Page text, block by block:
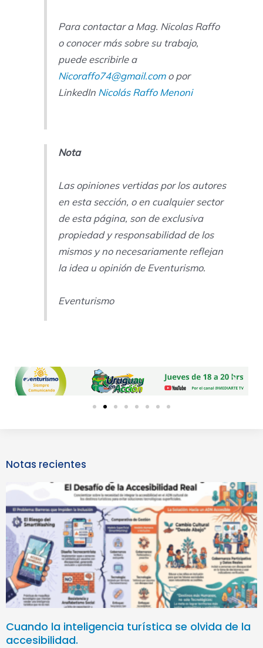
Para contactar a Mag. Nicolas Raffo
o conocer más sobre su trabajo,
puede escribirle a
Nicoraffo74@gmail.como por
LinkedIn Nicolás Raffo Menoni
Nota
Las opiniones vertidas por los autores
en esta sección, o en cualquier sector
de esta página, son de exclusiva
propiedad y responsabilidad de los
mismos y no necesariamente reflejan
la idea u opinión de Eventurismo.
Eventurismo
Previous
slide
Next
slide
Notas recientes
Cuando la inteligencia turística se olvida de la
accesibilidad.